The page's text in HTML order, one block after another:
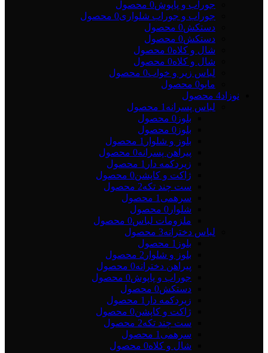
جوراب و پاپوش0 محصول
جوراب و جوراب شلواری0 محصول
دستکش0 محصول
دستکش0 محصول
شال و کلاه0 محصول
شال و کلاه0 محصول
لباس زیر و خواب0 محصول
مایو0 محصول
نوزاد4 محصول
لباس پسرانه 1 محصول
بلوز 0 محصول
بلوز 0 محصول
بلوز و شلوار 1 محصول
پیراهن پسرانه0 محصول
زیردکمه دار 1 محصول
ژاکت و کاپشن0 محصول
ست چند تکه2 محصول
سرهمی 1 محصول
شلوار 0 محصول
ملزومات لباس0 محصول
لباس دخترانه3 محصول
بلوز 1 محصول
بلوز و شلوار 2 محصول
پیراهن دخترانه0 محصول
جوراب و پاپوش0 محصول
دستکش0 محصول
زیردکمه دار 1 محصول
ژاکت و کاپشن0 محصول
ست چند تکه2 محصول
سرهمی 1 محصول
شال و کلاه0 محصول